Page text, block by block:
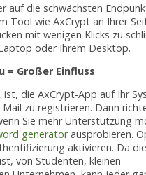
auf die schwächsten
Tool wie AxCrypt an Ihrer
mit wenigen Klicks zu
oder Ihrem Desktop.
= Großer Einfluss
ist, die AxCrypt-App auf Ihr
zu registrieren. Dann
Sie mehr Unterstützung
generatorausprobieren.
aktivieren. Da
von Studenten, kleinen